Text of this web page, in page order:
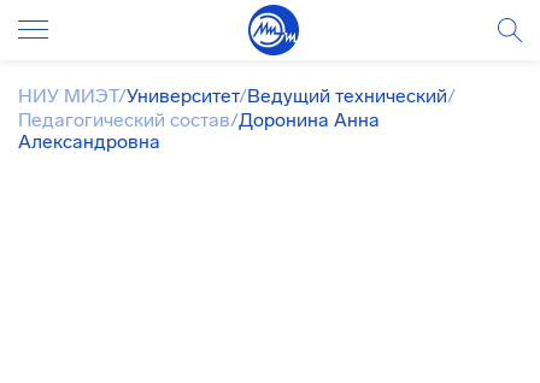
НИУ МИЭТ/Университет/Ведущий технический/
Педагогический состав/Доронина Анна
Александровна